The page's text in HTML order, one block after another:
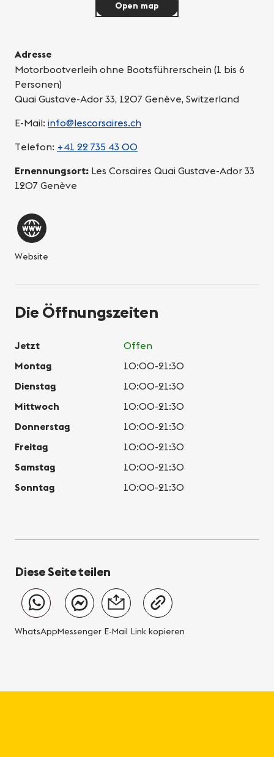
Adresse
Motorbootverleih ohne Bootsführerschein (1 bis 6
Personen)
Quai Gustave-Ador 33, 1207 Genève, Switzerland
E-Mail: info@lescorsaires.ch
Telefon: +41 22 735 43 00
Ernennungsort: Les Corsaires Quai Gustave-Ador 33
1207 Genève
Website
Open map
Die Öffnungszeiten
Jetzt
Offen
Montag
10:00-21:30
Dienstag
10:00-21:30
Mittwoch
10:00-21:30
Donnerstag
10:00-21:30
Freitag
10:00-21:30
Samstag
10:00-21:30
Sonntag
10:00-21:30
Diese Seite teilen
WhatsAppMessenger E-Mail Link kopieren